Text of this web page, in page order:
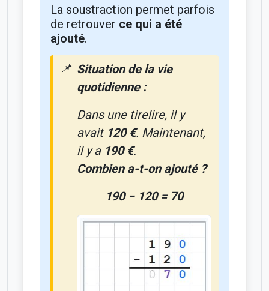
La soustraction permet parfois
de retrouver ce qui a été
ajouté.
Situation de la vie
quotidienne :
Dans une tirelire, il y
avait 120 €. Maintenant,
il y a 190 €.
Combien a-t-on ajouté ?
190 − 120 = 70